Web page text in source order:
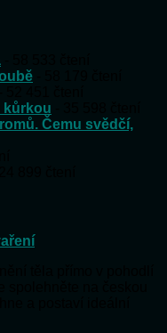
kůrkou
Čemu svědčí,